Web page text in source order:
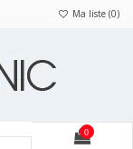
Ma liste (0)
0